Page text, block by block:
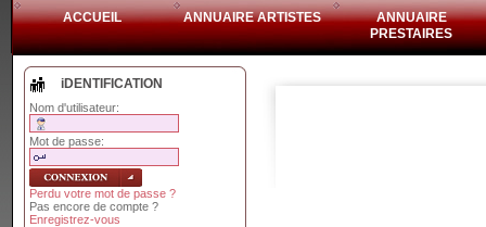
ACCUEIL ANNUAIRE ARTISTES
ANNUAIRE
PRESTAIRES
iDENTIFICATION
Nom d'utilisateur:
Mot de passe:
Perdu votre mot de passe ?
Pas encore de compte ?
Enregistrez-vous